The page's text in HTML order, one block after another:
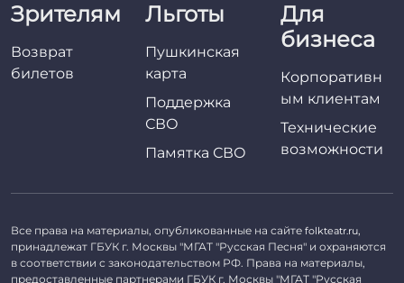
Зрителям
Возврат
билетов
Льготы
Пушкинская
карта
Поддержка
СВО
Памятка СВО
Для
бизнеса
Корпоративн
ым клиентам
Технические
возможности
Все права на материалы, опубликованные на сайте folkteatr.ru,
принадлежат ГБУК г. Москвы "МГАТ "Русская Песня" и охраняются
в соответствии с законодательством РФ. Права на материалы,
предоставленные партнерами ГБУК г. Москвы "МГАТ "Русская